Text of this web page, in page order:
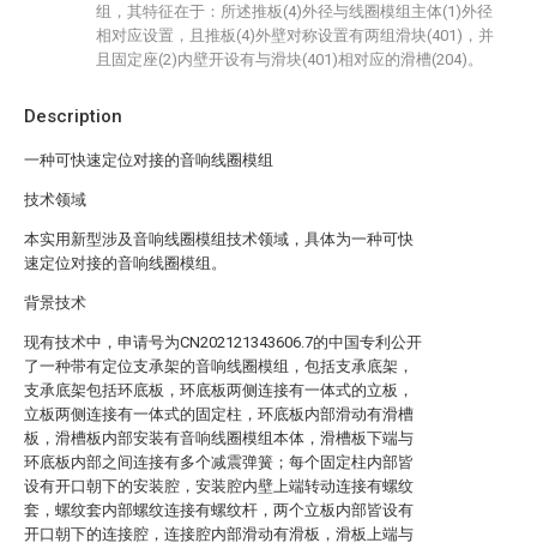
Description
一种可快速定位对接的音响线圈模组
技术领域
本实用新型涉及音响线圈模组技术领域，具体为一种可快
速定位对接的音响线圈模组。
背景技术
现有技术中，申请号为CN202121343606.7的中国专利公开
了一种带有定位支承架的音响线圈模组，包括支承底架，
支承底架包括环底板，环底板两侧连接有一体式的立板，
立板两侧连接有一体式的固定柱，环底板内部滑动有滑槽
板，滑槽板内部安装有音响线圈模组本体，滑槽板下端与
环底板内部之间连接有多个减震弹簧；每个固定柱内部皆
设有开口朝下的安装腔，安装腔内壁上端转动连接有螺纹
套，螺纹套内部螺纹连接有螺纹杆，两个立板内部皆设有
开口朝下的连接腔，连接腔内部滑动有滑板，滑板上端与
组，其特征在于：所述推板(4)外径与线圈模组主体(1)外径
相对应设置，且推板(4)外壁对称设置有两组滑块(401)，并
且固定座(2)内壁开设有与滑块(401)相对应的滑槽(204)。